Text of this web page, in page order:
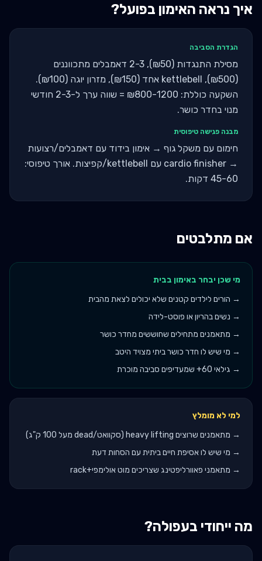
איך נראה האימון בפועל?
הגדרת הסביבה
מסילת התנגדות (₪50), 2-3 דאמבלים מתכווננים
(₪500), kettlebell אחד (₪150), מזרון יוגה (₪100).
השקעה כוללת: ₪800-1200 = שווה ערך ל-2-3 חודשי
מנוי בחדר כושר.
מבנה פגישה טיפוסית
חימום עם משקל גוף → אימון בידוד עם דאמבלים/רצועות
→ cardio finisher עם kettlebell/קפיצות. אורך טיפוסי:
45-60 דקות.
אם מתלבטים
מי שכן יבחר באימון בבית
→ הורים לילדים קטנים שלא יכולים לצאת מהבית
→ נשים בהריון או פוסט-לידה
→ מתאמנים מתחילים שחוששים מחדר כושר
→ מי שיש לו חדר כושר ביתי מצויד היטב
→ גילאי 60+ שמעדיפים סביבה מוכרת
למי לא מומלץ
→ מתאמנים שרוצים heavy lifting (סקוואט/dead מעל 100 ק"ג)
→ מי שיש לו אסיפת חיים ביתית עם הסחות דעת
→ מתאמני פאוורליפטינג שצריכים מוט אולימפי+rack
מה ייחודי בעפולה?